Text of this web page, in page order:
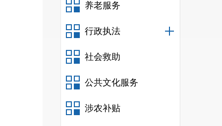
养老服务
行政执法
社会救助
公共文化服务
涉农补贴